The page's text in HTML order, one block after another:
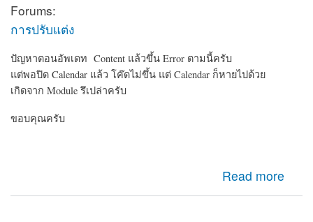
Forums:
การปรับแต่ง
ปัญหาตอนอัพเดท Content แล้วขึ้น Error ตามนี้ครับ
แต่พอปิด Calendar แล้ว โค๊ดไม่ขึ้น แต่ Calendar ก็หายไปด้วย
เกิดจาก Module รึเปล่าครับ
ขอบคุณครับ
Read more